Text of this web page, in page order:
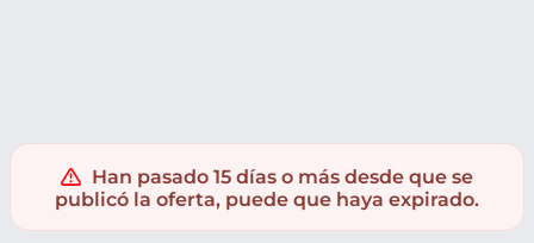
Han pasado 15 días o más desde que se
publicó la oferta, puede que haya expirado.